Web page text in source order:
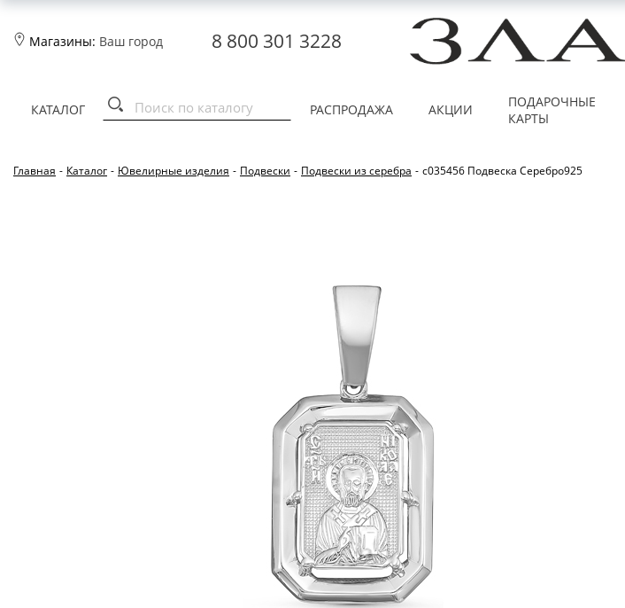
Магазины: Ваш город 8 800 301 3228
КАТАЛОГ РАСПРОДАЖА АКЦИИ
ПОДАРОЧНЫЕ
КАРТЫ
Главная - Каталог - Ювелирные изделия - Подвески - Подвески из серебра - с035456 Подвеска Серебро925